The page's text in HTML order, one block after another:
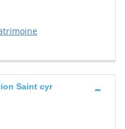
Saint cyr